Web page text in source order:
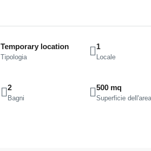
Temporary location
Tipologia
1
Locale
2
Bagni
500 mq
Superficie dell'area